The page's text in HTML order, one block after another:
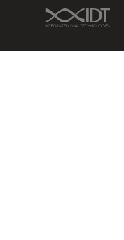
IDT Link